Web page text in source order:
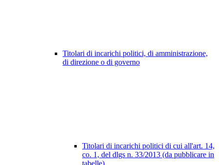
Titolari di incarichi politici, di amministrazione,
di direzione o di governo
Titolari di incarichi politici di cui all'art. 14,
co. 1, del dlgs n. 33/2013 (da pubblicare in